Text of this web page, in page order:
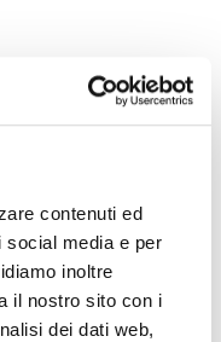
contenuti ed
social media e per
inoltre
il nostro sito con i
dei dati web,